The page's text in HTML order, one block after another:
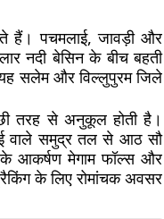
हैं। पचमलाई, जावड़ी और
नदी बेसिन के बीच बहती
सलेम और विल्लुपुरम जिले
तरह से अनुकूल होती है।
वाले समुद्र तल से आठ सौ
के आकर्षण मेगाम फॉल्स और
के लिए रोमांचक अवसर